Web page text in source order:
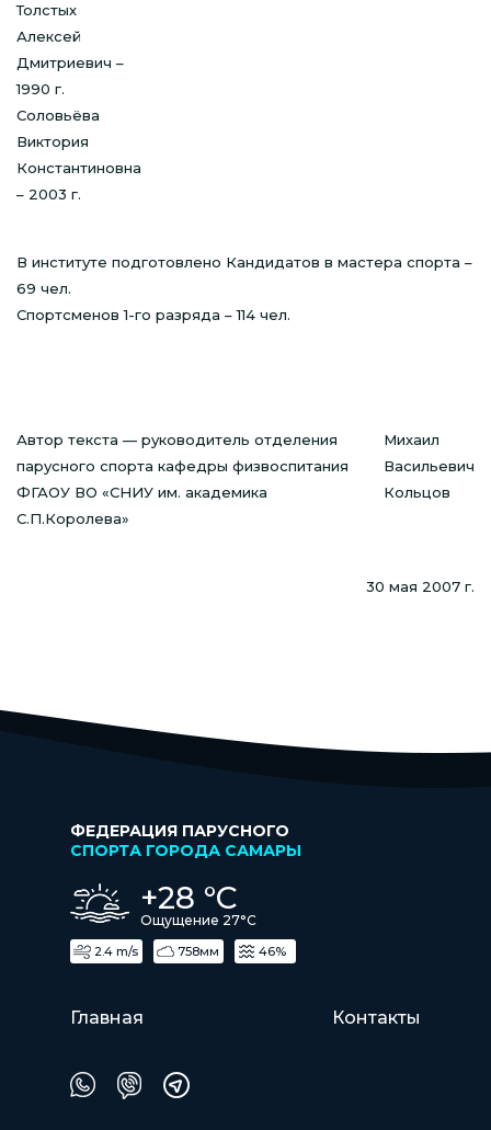
Толстых
Алексей
Дмитриевич –
1990 г.
Соловьёва
Виктория
Константиновна
– 2003 г.
В институте подготовлено Кандидатов в мастера спорта –
69 чел.
Спортсменов 1-го разряда – 114 чел.
Автор текста — руководитель отделения
парусного спорта кафедры физвоспитания
ФГАОУ ВО «СНИУ им. академика
С.П.Королева»
Михаил
Васильевич
Кольцов
30 мая 2007 г.
ФЕДЕРАЦИЯ ПАРУСНОГО
СПОРТА ГОРОДА САМАРЫ
+28 °С
Ощущение 27°С
2.4 m/s 758мм 46%
Главная Контакты